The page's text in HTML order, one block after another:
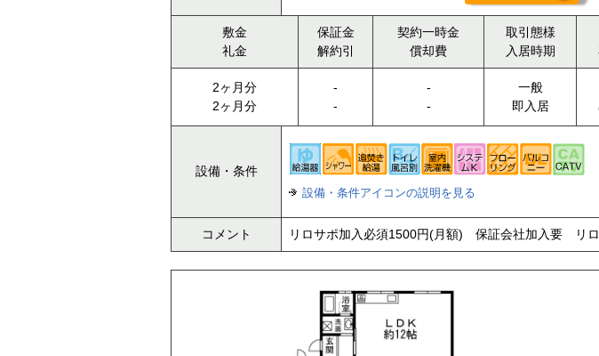
敷金
礼金
保証金
解約引
契約一時金
償却費
取引態様
入居時期
2ヶ月分
2ヶ月分
-
-
-
-
一般
即入居
設備・条件
設備・条件アイコンの説明を見る
コメント リロサポ加入必須1500円(月額) 保証会社加入要 リ